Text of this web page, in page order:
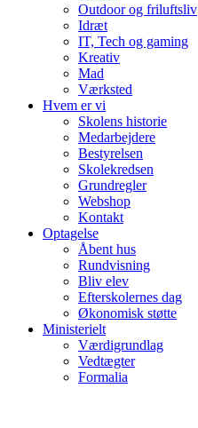
Outdoor og friluftsliv
Idræt
IT, Tech og gaming
Kreativ
Mad
Værksted
Hvem er vi
Skolens historie
Medarbejdere
Bestyrelsen
Skolekredsen
Grundregler
Webshop
Kontakt
Optagelse
Åbent hus
Rundvisning
Bliv elev
Efterskolernes dag
Økonomisk støtte
Ministerielt
Værdigrundlag
Vedtægter
Formalia